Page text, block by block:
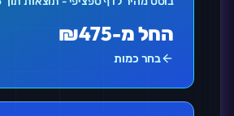
החל מ-₪475
בחר כמות